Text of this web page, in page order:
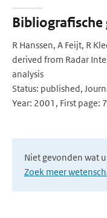
Bibliografische
R Hanssen, A Feijt, R
derived from Radar
analysis
Status: published,
Year: 2001, First page:
Niet gevonden wat
Zoek meer